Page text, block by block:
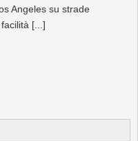
Angeles su strade
[...]